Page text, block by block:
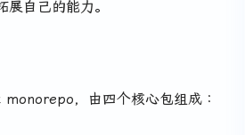
自己的能力。
，由四个核心包组成：